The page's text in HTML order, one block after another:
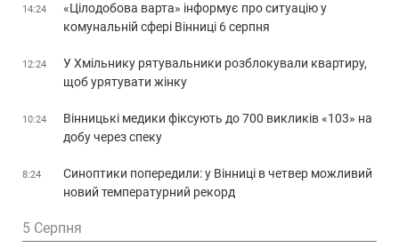
14:24
«Цілодобова варта» інформує про ситуацію у
комунальній сфері Вінниці 6 серпня
12:24
У Хмільнику рятувальники розблокували квартиру,
щоб урятувати жінку
10:24
Вінницькі медики фіксують до 700 викликів «103» на
добу через спеку
8:24
Синоптики попередили: у Вінниці в четвер можливий
новий температурний рекорд
5 Серпня